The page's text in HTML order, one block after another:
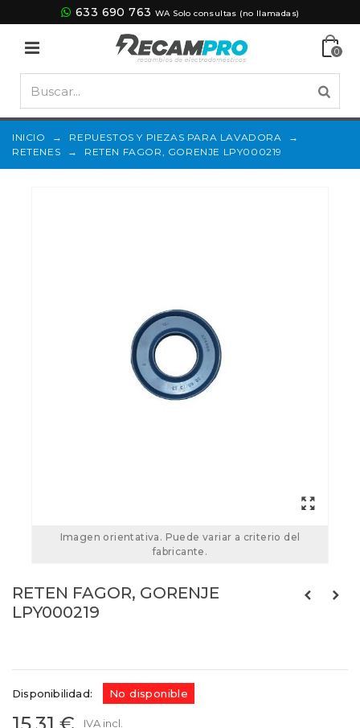
633 690 763 WA Solo consultas (no llamadas)
0
INICIO → REPUESTOS Y PIEZAS PARA LAVADORA
→
RETENES
→ RETEN FAGOR, GORENJE LPY000219
Imagen orientativa. Puede variar a criterio del
fabricante.
RETEN FAGOR, GORENJE
LPY000219
Disponibilidad: No disponible
IVA incl.